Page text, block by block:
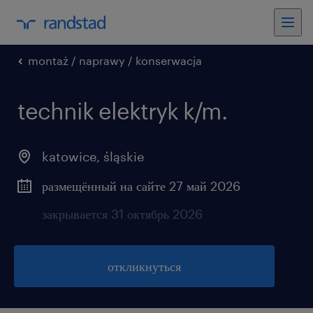
montaż / naprawy / konserwacja
technik elektryk k/m.
katowice, śląskie
размещённый на сайте 27 май 2026
закрывается 31 октябрь 2026
откликнуться